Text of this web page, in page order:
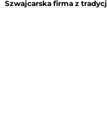
Szwajcarska firma z